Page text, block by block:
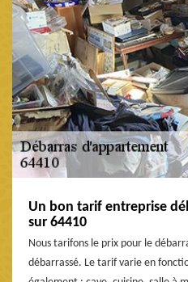
Un bon tarif entreprise
sur 64410
Nous tarifons le prix pour le
débarrassé. Le tarif varie en